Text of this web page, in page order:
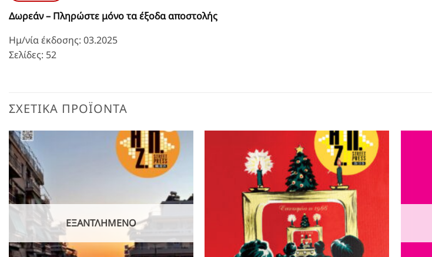
Δωρεάν – Πληρώστε μόνο τα έξοδα αποστολής
Ημ/νία έκδοσης: 03.2025
Σελίδες: 52
ΣΧΕΤΙΚΆ ΠΡΟΪΌΝΤΑ
ΕΞΑΝΤΛΗΜΈΝΟ